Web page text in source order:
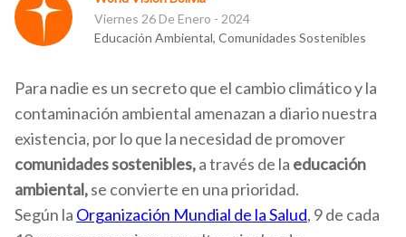
Viernes 26 De Enero - 2024
Educación Ambiental, Comunidades Sostenibles
Para nadie es un secreto que el cambio climático y la
contaminación ambiental amenazan a diario nuestra
existencia, por lo que la necesidad de promover
comunidades sostenibles,a través de la educación
ambiental,se convierte en una prioridad.
Según la Organización Mundial de la Salud, 9 de cada